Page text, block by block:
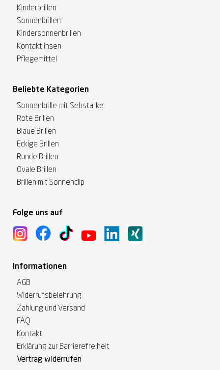
Kinderbrillen
Sonnenbrillen
Kindersonnenbrillen
Kontaktlinsen
Pflegemittel
Beliebte Kategorien
Sonnenbrille mit Sehstärke
Rote Brillen
Blaue Brillen
Eckige Brillen
Runde Brillen
Ovale Brillen
Brillen mit Sonnenclip
Folge uns auf
Informationen
AGB
Widerrufsbelehrung
Zahlung und Versand
FAQ
Kontakt
Erklärung zur Barrierefreiheit
Vertrag widerrufen